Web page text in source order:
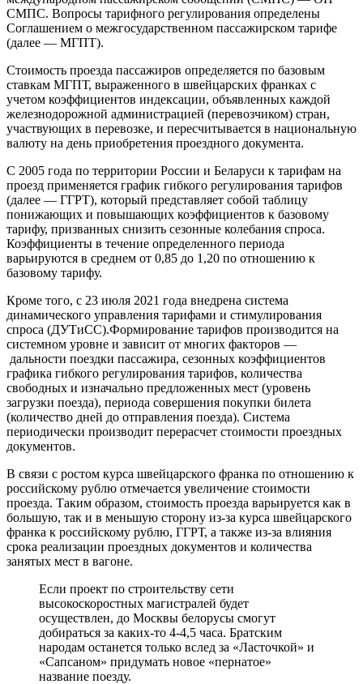
СМПС. Вопросы тарифного регулирования определены
Соглашением о межгосударственном пассажирском тарифе
(далее — МГПТ).
Стоимость проезда пассажиров определяется по базовым
ставкам МГПТ, выраженного в швейцарских франках с
учетом коэффициентов индексации, объявленных каждой
железнодорожной администрацией (перевозчиком) стран,
участвующих в перевозке, и пересчитывается в национальную
валюту на день приобретения проездного документа.
С 2005 года по территории России и Беларуси к тарифам на
проезд применяется график гибкого регулирования тарифов
(далее — ГГРТ), который представляет собой таблицу
понижающих и повышающих коэффициентов к базовому
тарифу, призванных снизить сезонные колебания спроса.
Коэффициенты в течение определенного периода
варьируются в среднем от 0,85 до 1,20 по отношению к
базовому тарифу.
Кроме того, с 23 июля 2021 года внедрена система
динамического управления тарифами и стимулирования
спроса (ДУТиСС).Формирование тарифов производится на
системном уровне и зависит от многих факторов —
дальности поездки пассажира, сезонных коэффициентов
графика гибкого регулирования тарифов, количества
свободных и изначально предложенных мест (уровень
загрузки поезда), периода совершения покупки билета
(количество дней до отправления поезда). Система
периодически производит перерасчет стоимости проездных
документов.
В связи с ростом курса швейцарского франка по отношению к
российскому рублю отмечается увеличение стоимости
проезда. Таким образом, стоимость проезда варьируется как в
большую, так и в меньшую сторону из-за курса швейцарского
франка к российскому рублю, ГГРТ, а также из-за влияния
срока реализации проездных документов и количества
занятых мест в вагоне.
Если проект по строительству сети
высокоскоростных магистралей будет
осуществлен, до Москвы белорусы смогут
добираться за каких-то 4-4,5 часа. Братским
народам останется только вслед за «Ласточкой» и
«Сапсаном» придумать новое «пернатое»
название поезду.